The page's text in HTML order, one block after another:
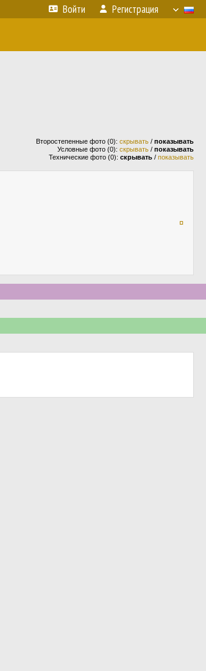
Войти Регистрация
Второстепенные фото (0): скрывать / показывать
Условные фото (0): скрывать / показывать
Технические фото (0): скрывать / показывать
¤